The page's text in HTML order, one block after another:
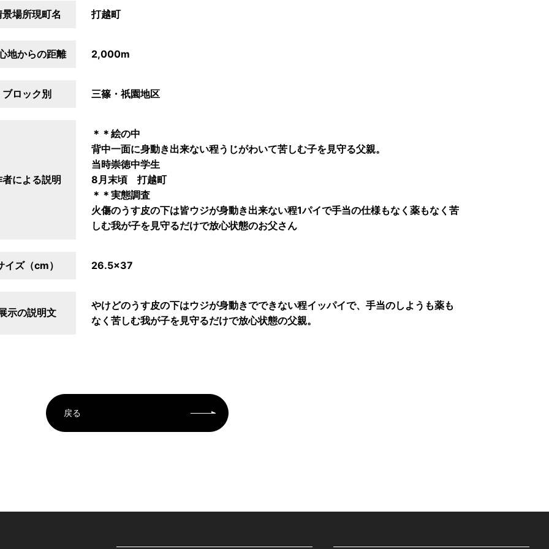
景場所現町名 打越町
地からの距離 2,000m
ブロック別 三篠・祇園地区
者による説明
＊＊絵の中
背中一面に身動き出来ない程うじがわいて苦しむ子を見守る父親。
当時崇徳中学生
8月末頃 打越町
＊＊実態調査
火傷のうす皮の下は皆ウジが身動き出来ない程1パイで手当の仕様もなく薬もなく苦
しむ我が子を見守るだけで放心状態のお父さん
イズ（cm） 26.5×37
示の説明文
やけどのうす皮の下はウジが身動きでできない程イッパイで、手当のしようも薬も
なく苦しむ我が子を見守るだけで放心状態の父親。
戻る